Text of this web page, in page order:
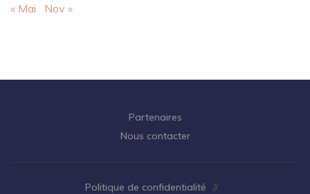
« Mai Nov »
Partenaires
Nous contacter
Politique de confidentialité //